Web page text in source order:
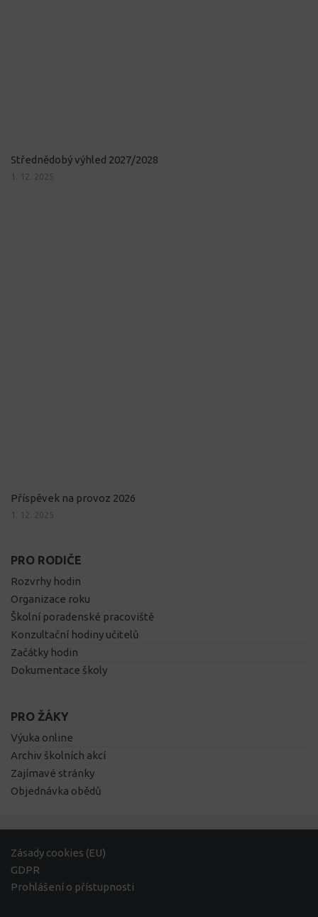
Střednědobý výhled 2027/2028
1. 12. 2025
Příspěvek na provoz 2026
1. 12. 2025
PRO RODIČE
Rozvrhy hodin
Organizace roku
Školní poradenské pracoviště
Konzultační hodiny učitelů
Začátky hodin
Dokumentace školy
PRO ŽÁKY
Výuka online
Archiv školních akcí
Zajímavé stránky
Objednávka obědů
Zásady cookies (EU)
GDPR
Prohlášení o přístupnosti